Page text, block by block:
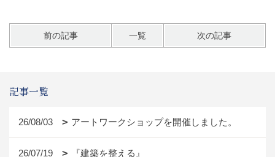
前の記事 一覧 次の記事
記事一覧
26/08/03 アートワークショップを開催しました。
26/07/19 『建築を整える』